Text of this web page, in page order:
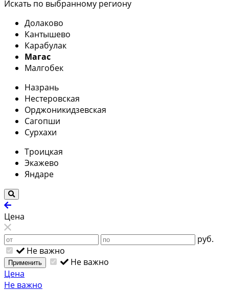
Искать по выбранному региону
Долаково
Кантышево
Карабулак
Магас
Малгобек
Назрань
Нестеровская
Орджоникидзевская
Сагопши
Сурхахи
Троицкая
Экажево
Яндаре
Цена
руб.
Не важно
Применить
Не важно
Цена
Не важно